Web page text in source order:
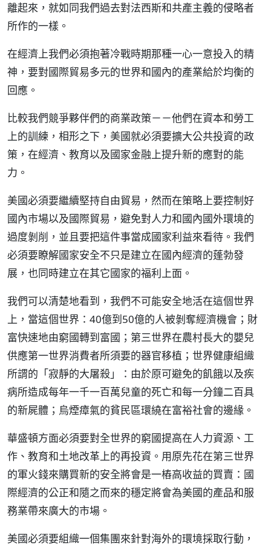
離起來，就如同我們過去對法西斯和共產主義的侵略者
所作的一樣。
在經濟上我們必須抱著冷戰時期那種一心一意投入的精
神，要對國際貿易多元的世界和國內的產業給於均衡的
回應。
比較我們競爭夥伴們的商業政策－－他們在資本和勞工
上的訓練，相形之下，美國就必須要擴大公共投資的政
策，在經濟、教育以及國家金融上提升新的應對的能
力。
美國必須要繼續堅持自由貿易，然而在策略上要控制好
國內市場以及國際貿易，避免對人力和國內國外環境的
過度剝削，並且要把這件事當成國家利益來看待。我們
必須要瞭解國家安全不只是建立在國內經濟的蓬勃發
展，也同時建立在其它國家的福利上面。
我們可以清楚地看到，我們不可能安全地活在這個世界
上，當這個世界：40億到50億的人被剝奪經濟機會；財
富快速地由窮國轉到富國；第三世界在農村長大的嬰兒
供應第一世界消費者所須要的器官移植；世界健康組織
所謂的「寂靜的大屠殺」：由於原可避免的飢餓以及疾
病所造成每年一千一百萬兒童的死亡和每一分鐘二百具
的新屍體；烏煙瘴氣的貧民區環繞在富裕社會的邊緣。
華盛頓方面必須要對全世界的窮國提高在人力資源、工
作、教育和土地改革上的再投資。用原先花在第三世界
的軍火錢來購買新的安全將會是一樁高收益的買賣：國
際經濟的公正和隨之而來的穩定將會為美國的產品和服
務業帶來廣大的市場。
美國必須要組織一個集團來針對海外的環境採取行動，